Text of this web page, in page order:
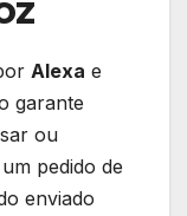
Alexa e
garante
ou
pedido de
enviado